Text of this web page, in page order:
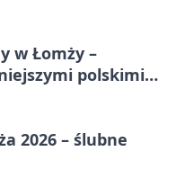
w Łomży –
polskimi
2026 – ślubne